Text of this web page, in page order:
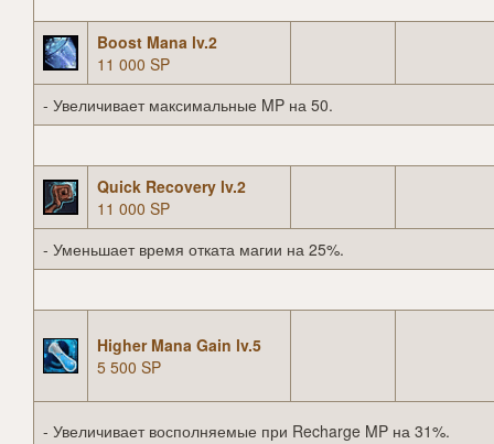
Boost Mana lv.2
11 000 SP
- Увеличивает максимальные MP на 50.
Quick Recovery lv.2
11 000 SP
- Уменьшает время отката магии на 25%.
Higher Mana Gain lv.5
5 500 SP
- Увеличивает восполняемые при Recharge MP на 31%.